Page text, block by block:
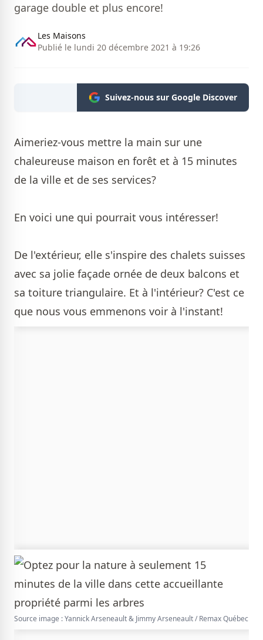
garage double et plus encore!
Les Maisons
Publié le lundi 20 décembre 2021 à 19:26
Suivez-nous sur Google Discover
Aimeriez-vous mettre la main sur une
chaleureuse maison en forêt et à 15 minutes
de la ville et de ses services?
En voici une qui pourrait vous intéresser!
De l'extérieur, elle s'inspire des chalets suisses
avec sa jolie façade ornée de deux balcons et
sa toiture triangulaire. Et à l'intérieur? C'est ce
que nous vous emmenons voir à l'instant!
Source image : Yannick Arseneault & Jimmy Arseneault / Remax Québec